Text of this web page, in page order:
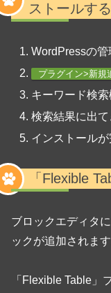
ストールする
WordPressの
プラグイン>新規
キーワード検
検索結果に出て
インストール
「Flexible
ブロックエディタ
ックが追加されます
「Flexible Table」